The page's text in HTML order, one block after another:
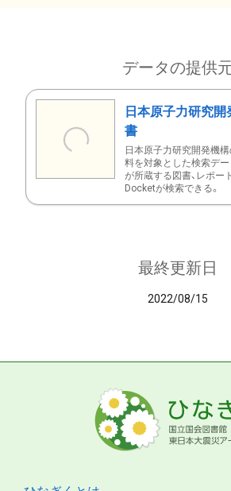
データの提供
日本原子力研究
書
日本原子力研究開発機
料を対象とした検索デ
が所蔵する図書、レポート
Docketが検索できる。
最終更新日
2022/08/15